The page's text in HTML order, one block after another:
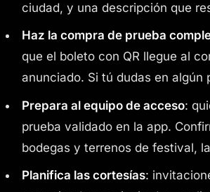
ciudad, y una descripción que
Haz la compra de prueba
que el boleto con QR llegue al
anunciado. Si tú dudas en algún
Prepara al equipo de acceso:
prueba validado en la app.
bodegas y terrenos de festival,
Planifica las cortesías: